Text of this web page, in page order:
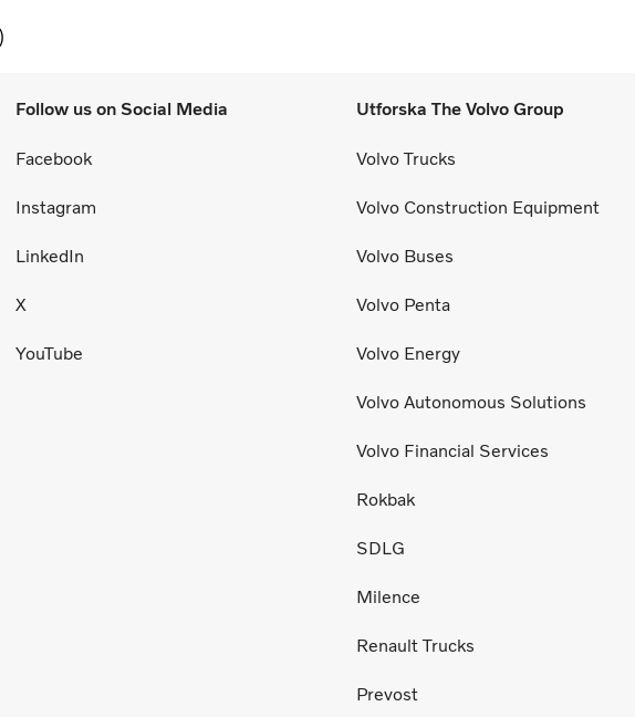
Follow us on Social Media
Facebook
Instagram
LinkedIn
X
YouTube
Utforska The Volvo Group
Volvo Trucks
Volvo Construction Equipment
Volvo Buses
Volvo Penta
Volvo Energy
Volvo Autonomous Solutions
Volvo Financial Services
Rokbak
SDLG
Milence
Renault Trucks
Prevost